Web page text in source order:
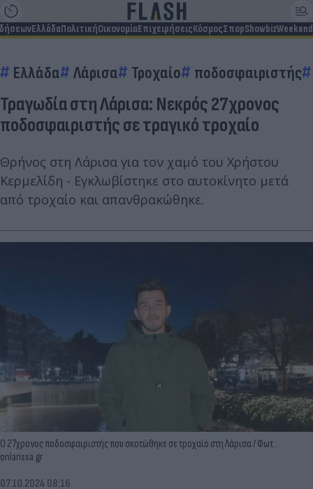
ΕλλάδαΠολιτικήΟικονομίαΕπιχειρήσειςΚόσμοςΣπορShowbizWeekend
Ελλάδα Λάρισα Τροχαίο ποδοσφαιριστής
Τραγωδία στη Λάρισα: Νεκρός 27χρονος
ποδοσφαιριστής σε τραγικό τροχαίο
Θρήνος στη Λάρισα για τον χαμό του Χρήστου
Κερμελίδη - Εγκλωβίστηκε στο αυτοκίνητο μετά
από τροχαίο και απανθρακώθηκε.
Ο 27χρονος ποδοσφαιριστής που σκοτώθηκε σε τροχαίο στη Λάρισα / Φωτ.:
onlarissa.gr
07.10.2024 08:16